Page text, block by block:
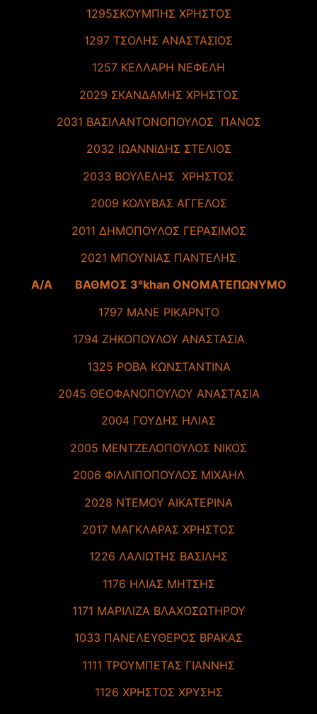
1295ΣΚΟΥΜΠΗΣ ΧΡΗΣΤΟΣ
1297 ΤΣΟΛΗΣ ΑΝΑΣΤΑΣΙΟΣ
1257 ΚΕΛΛΑΡΗ ΝΕΦΕΛΗ
2029 ΣΚΑΝΔΑΜΗΣ ΧΡΗΣΤΟΣ
2031 ΒΑΣΙΛΑΝΤΟΝΟΠΟΥΛΟΣ ΠΑΝΟΣ
2032 ΙΩΑΝΝΙΔΗΣ ΣΤΕΛΙΟΣ
2033 ΒΟΥΛΕΛΗΣ ΧΡΗΣΤΟΣ
2009 ΚΟΛΥΒΑΣ ΑΓΓΕΛΟΣ
2011 ΔΗΜΟΠΟΥΛΟΣ ΓΕΡΑΣΙΜΟΣ
2021 ΜΠΟΥΝΙΑΣ ΠΑΝΤΕΛΗΣ
A/A ΒΑΘΜΟΣ 3°khan ΟΝΟΜΑΤΕΠΩΝΥΜΟ
1797 ΜΑΝΕ ΡΙΚΑΡΝΤΟ
1794 ΖΗΚΟΠΟΥΛΟΥ ΑΝΑΣΤΑΣΙΑ
1325 ΡΟΒΑ ΚΩΝΣΤΑΝΤΙΝΑ
2045 ΘΕΟΦΑΝΟΠΟΥΛΟΥ ΑΝΑΣΤΑΣΙΑ
2004 ΓΟΥΔΗΣ ΗΛΙΑΣ
2005 ΜΕΝΤΖΕΛΟΠΟΥΛΟΣ ΝΙΚΟΣ
2006 ΦΙΛΛΙΠΟΠΟΥΛΟΣ ΜΙΧΑΗΛ
2028 ΝΤΕΜΟΥ ΑΙΚΑΤΕΡΙΝΑ
2017 ΜΑΓΚΛΑΡΑΣ ΧΡΗΣΤΟΣ
1226 ΛΑΛΙΩΤΗΣ ΒΑΣΙΛΗΣ
1176 ΗΛΙΑΣ ΜΗΤΣΗΣ
1171 ΜΑΡΙΛΙΖΑ ΒΛΑΧΟΣΩΤΗΡΟΥ
1033 ΠΑΝΕΛΕΥΘΕΡΟΣ ΒΡΑΚΑΣ
1111 ΤΡΟΥΜΠΕΤΑΣ ΓΙΑΝΝΗΣ
1126 ΧΡΗΣΤΟΣ ΧΡΥΣΗΣ